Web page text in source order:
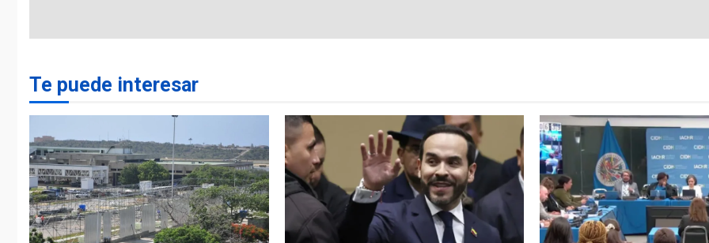
Te puede interesar